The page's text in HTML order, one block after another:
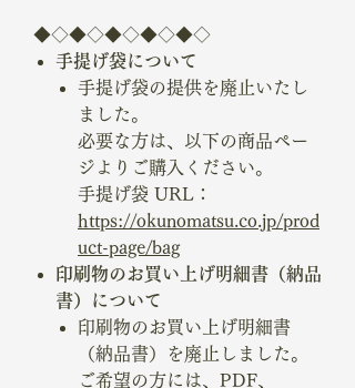
◆◇◆◇◆◇◆◇◆◇
手提げ袋について
手提げ袋の提供を廃止いたし
ました。
必要な方は、以下の商品ペー
ジよりご購入ください。
手提げ袋 URL：
https://okunomatsu.co.jp/prod
uct-page/bag
印刷物のお買い上げ明細書（納品
書）について
印刷物のお買い上げ明細書
（納品書）を廃止しました。
ご希望の方には、PDF、